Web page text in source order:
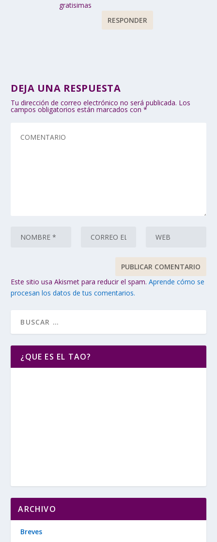
gratisimas
RESPONDER
DEJA UNA RESPUESTA
Tu dirección de correo electrónico no será publicada. Los
campos obligatorios están marcados con*
Este sitio usa Akismet para reducir el spam.Aprende cómo se
procesan los datos de tus comentarios.
¿QUE ES EL TAO?
ARCHIVO
Breves